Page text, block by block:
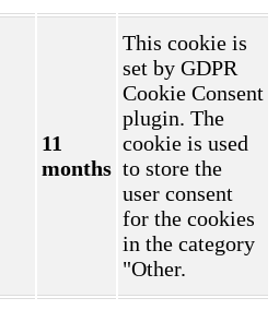
11
months
This cookie is
set by GDPR
Cookie Consent
plugin. The
cookie is used
to store the
user consent
for the cookies
in the category
"Other.